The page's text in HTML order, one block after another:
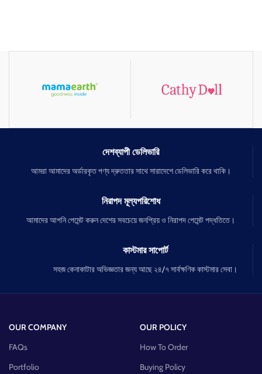
দেশব্যাপী ডেলিভারি
আমরা আমাদের অর্ডারকৃত পণ্য দ্রুততার সাথে সারাদেশে ডেলিভারি করে থাকি।
নিরাপদ মূল্যপরিশোধ
আমাদের আপনি পেমেন্ট করুন দেশের সবচেয়ে জনপ্রিয় ও নিরাপদ পেমেন্ট পদ্ধতিতে।
কাস্টমার সাপোর্ট
সহজ কেনাকাটার অভিজ্ঞতার জন্য আছে ২৪/৭ সার্বক্ষণিক কাস্টমার সেবা।
OUR COMPANY
FAQs
Portfolio
OUR POLICY
How To Order
Buying Policy